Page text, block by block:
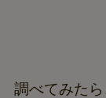
調べてみた